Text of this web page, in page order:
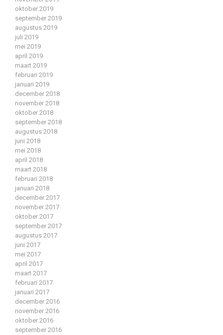
oktober 2019
september 2019
augustus 2019
juli 2019
mei 2019
april 2019
maart 2019
februari 2019
januari 2019
december 2018
november 2018
oktober 2018
september 2018
augustus 2018
juni 2018
mei 2018
april 2018
maart 2018
februari 2018
januari 2018
december 2017
november 2017
oktober 2017
september 2017
augustus 2017
juni 2017
mei 2017
april 2017
maart 2017
februari 2017
januari 2017
december 2016
november 2016
oktober 2016
september 2016